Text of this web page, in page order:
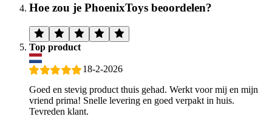
Hoe zou je PhoenixToys beoordelen?
Top product
18-2-2026
Goed en stevig product thuis gehad. Werkt voor mij en mijn
vriend prima! Snelle levering en goed verpakt in huis.
Tevreden klant.